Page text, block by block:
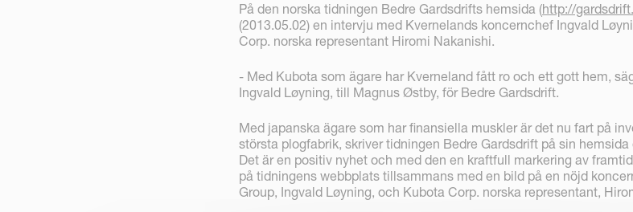
På den norska tidningen Bedre Gardsdrifts hemsida (http://
(2013.05.02) en intervju med Kvernelands koncernchef Ingvald
Corp. norska representant Hiromi Nakanishi.
- Med Kubota som ägare har Kverneland fått ro och ett gott hem,
Ingvald Løyning, till Magnus Østby, för Bedre Gardsdrift.
Med japanska ägare som har finansiella muskler är det nu fart på
största plogfabrik, skriver tidningen Bedre Gardsdrift på sin hemsida
Det är en positiv nyhet och med den en kraftfull markering av
på tidningens webbplats tillsammans med en bild på en nöjd
Group, Ingvald Løyning, och Kubota Corp. norska representant,